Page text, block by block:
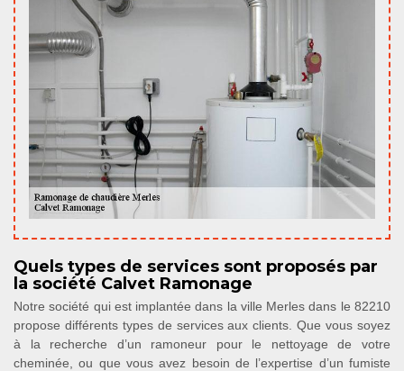
Quels types de services sont proposés par
la société Calvet Ramonage
Notre société qui est implantée dans la ville Merles dans le 82210
propose différents types de services aux clients. Que vous soyez
à la recherche d’un ramoneur pour le nettoyage de votre
cheminée, ou que vous avez besoin de l’expertise d’un fumiste